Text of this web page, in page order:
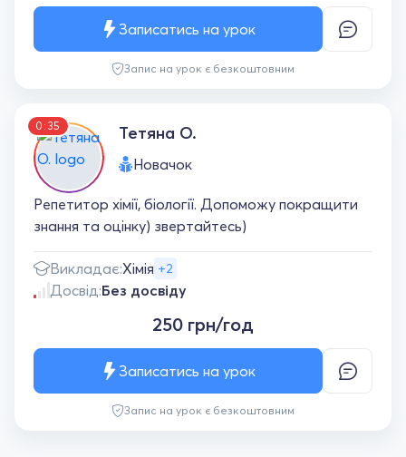
Запис на урок є безкоштовним
Записатись на урок
0:35 Тетяна О.
Новачок
Репетитор хімії, біології. Допоможу покращити
знання та оцінку) звертайтесь)
Викладає:Хімія +2
Досвід:Без досвіду
250 грн/год
Запис на урок є безкоштовним
Записатись на урок